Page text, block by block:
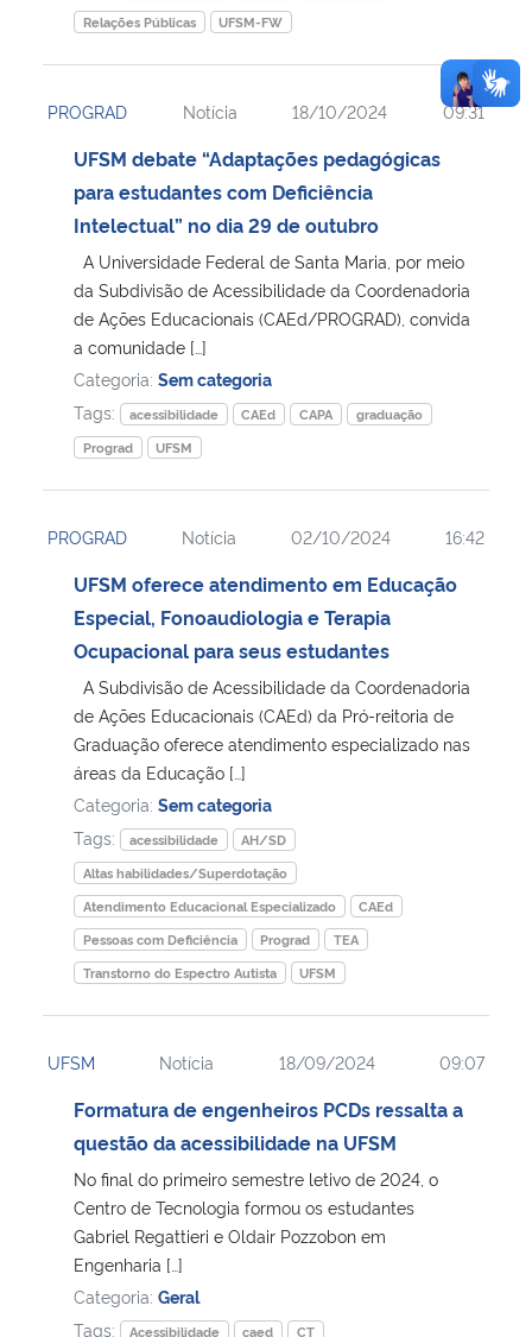
Relações Públicas
UFSM-FW
PROGRAD Notícia 18/10/2024 09:31
UFSM debate “Adaptações pedagógicas
para estudantes com Deficiência
Intelectual” no dia 29 de outubro
A Universidade Federal de Santa Maria, por meio
da Subdivisão de Acessibilidade da Coordenadoria
de Ações Educacionais (CAEd/PROGRAD), convida
a comunidade […]
Categoria: Sem categoria
Tags:
acessibilidade CAEd CAPA
graduação
Prograd
UFSM
PROGRAD Notícia 02/10/2024 16:42
UFSM oferece atendimento em Educação
Especial, Fonoaudiologia e Terapia
Ocupacional para seus estudantes
A Subdivisão de Acessibilidade da Coordenadoria
de Ações Educacionais (CAEd) da Pró-reitoria de
Graduação oferece atendimento especializado nas
áreas da Educação […]
Categoria: Sem categoria
Tags:
acessibilidade
AH/SD
Altas habilidades/Superdotação
Atendimento Educacional Especializado
CAEd
Pessoas com Deficiência
Prograd
TEA
Transtorno do Espectro Autista
UFSM
UFSM Notícia 18/09/2024 09:07
Formatura de engenheiros PCDs ressalta a
questão da acessibilidade na UFSM
No final do primeiro semestre letivo de 2024, o
Centro de Tecnologia formou os estudantes
Gabriel Regattieri e Oldair Pozzobon em
Engenharia […]
Categoria: Geral
Tags:
Acessibilidade caed CT